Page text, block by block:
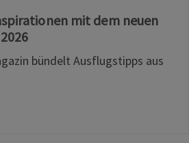
mit dem neuen
bündelt Ausflugstipps aus